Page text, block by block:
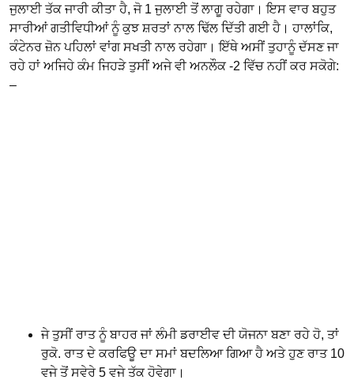
ਜੁਲਾਈ ਤੱਕ ਜਾਰੀ ਕੀਤਾ ਹੈ, ਜੋ 1 ਜੁਲਾਈ ਤੋਂ ਲਾਗੂ ਰਹੇਗਾ। ਇਸ ਵਾਰ ਬਹੁਤ
ਸਾਰੀਆਂ ਗਤੀਵਿਧੀਆਂ ਨੂੰ ਕੁਝ ਸ਼ਰਤਾਂ ਨਾਲ ਢਿੱਲ ਦਿੱਤੀ ਗਈ ਹੈ। ਹਾਲਾਂਕਿ,
ਕੰਟੇਨਰ ਜ਼ੋਨ ਪਹਿਲਾਂ ਵਾਂਗ ਸਖਤੀ ਨਾਲ ਰਹੇਗਾ। ਇੱਥੇ ਅਸੀਂ ਤੁਹਾਨੂੰ ਦੱਸਣ ਜਾ
ਰਹੇ ਹਾਂ ਅਜਿਹੇ ਕੰਮ ਜਿਹੜੇ ਤੁਸੀਂ ਅਜੇ ਵੀ ਅਨਲੌਕ -2 ਵਿੱਚ ਨਹੀਂ ਕਰ ਸਕੋਗੇ:
–
ਜੇ ਤੁਸੀਂ ਰਾਤ ਨੂੰ ਬਾਹਰ ਜਾਂ ਲੰਮੀ ਡਰਾਈਵ ਦੀ ਯੋਜਨਾ ਬਣਾ ਰਹੇ ਹੋ, ਤਾਂ
ਰੁਕੋ. ਰਾਤ ਦੇ ਕਰਫਿਊ ਦਾ ਸਮਾਂ ਬਦਲਿਆ ਗਿਆ ਹੈ ਅਤੇ ਹੁਣ ਰਾਤ 10
ਵਜੇ ਤੋਂ ਸਵੇਰੇ 5 ਵਜੇ ਤੱਕ ਹੋਵੇਗਾ।